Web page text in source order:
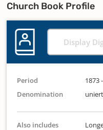
Church Book Profile
Display
Period
1873
Denomination
uniert
Also includes